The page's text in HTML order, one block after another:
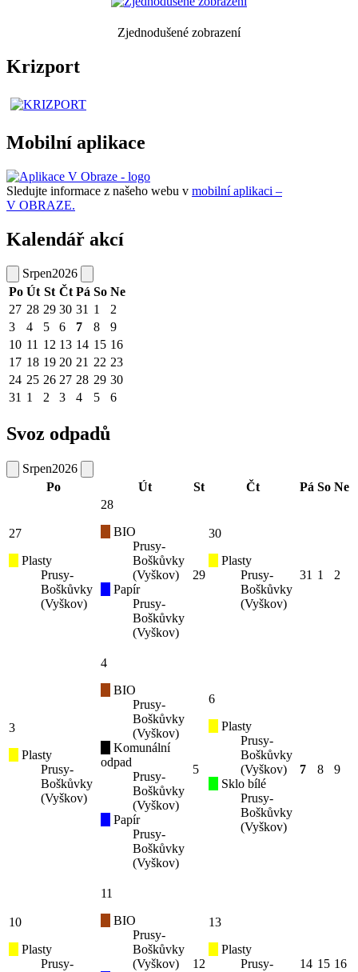
Zjednodušené zobrazení
Krizport
Mobilní aplikace
Sledujte informace z našeho webu v mobilní aplikaci –
V OBRAZE.
Kalendář akcí
Srpen2026
Po Út St Čt Pá So Ne
27 28 29 30 31 1
2
3
4 5 6 7 8
9
10 11 12 13 14 15 16
17 18 19 20 21 22 23
24 25 26 27 28 29 30
31 1 2 3 4 5 6
Svoz odpadů
Srpen2026
Po
Út St Čt Pá So Ne
27
Plasty
Prusy-
Boškůvky
(Vyškov)
28
BIO
Prusy-
Boškůvky
(Vyškov)
Papír
Prusy-
Boškůvky
(Vyškov)
29
30
Plasty
Prusy-
Boškůvky
(Vyškov)
31 1 2
3
Plasty
Prusy-
Boškůvky
(Vyškov)
4
BIO
Prusy-
Boškůvky
(Vyškov)
Komunální
odpad
Prusy-
Boškůvky
(Vyškov)
Papír
Prusy-
Boškůvky
(Vyškov)
5
6
Plasty
Prusy-
Boškůvky
(Vyškov)
Sklo bílé
Prusy-
Boškůvky
(Vyškov)
7 8 9
10
Plasty
Prusy-
11
BIO
Prusy-
Boškůvky
(Vyškov)
12
13
Plasty
Prusy-
14 15 16